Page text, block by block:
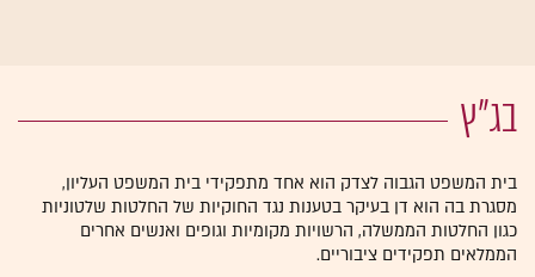
בג"ץ
בית המשפט הגבוה לצדק הוא אחד מתפקידי בית המשפט העליון,
מסגרת בה הוא דן בעיקר בטענות נגד החוקיות של החלטות שלטוניות
כגון החלטות הממשלה, הרשויות מקומיות וגופים ואנשים אחרים
הממלאים תפקידים ציבוריים.